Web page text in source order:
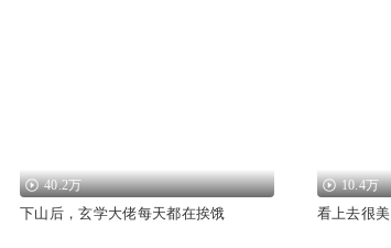
40.2万
下山后，玄学大佬每天都在挨饿
10.4万
看上去很美